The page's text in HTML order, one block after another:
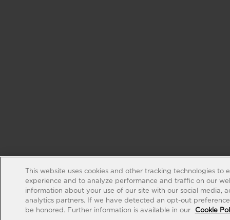
This website uses cookies and other tracking technologies to
experience and to analyze performance and traffic on our
information about your use of our site with our social media,
analytics partners. If we have detected an opt-out
be honored. Further information is available in our
Cookie